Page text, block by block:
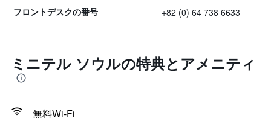
フロントデスクの番号 +82 (0) 64 738 6633
ミニテル ソウルの特典とアメニティ
無料Wi-Fi